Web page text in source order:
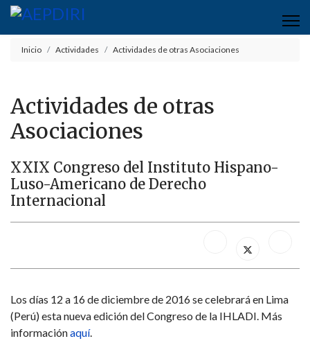
Inicio Actividades Actividades de otras Asociaciones
Actividades de otras
Asociaciones
XXIX Congreso del Instituto Hispano-
Luso-Americano de Derecho
Internacional
Los días 12 a 16 de diciembre de 2016 se celebrará en Lima
(Perú) esta nueva edición del Congreso de la IHLADI. Más
informaciónaquí.